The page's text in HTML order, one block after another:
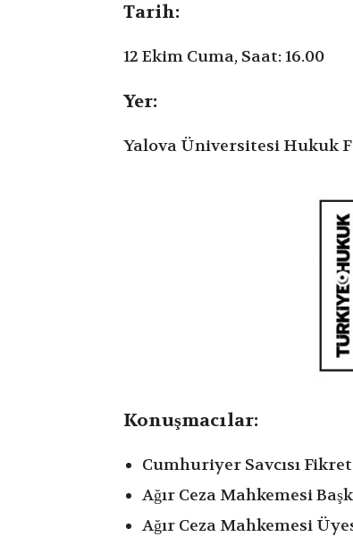
Tarih:
12 Ekim Cuma, Saat: 16.00
Yer:
Yalova Üniversitesi Hukuk
Konuşmacılar:
Cumhuriyer Savcısı
Ağır Ceza Mahkemesi
Ağır Ceza Mahkemesi